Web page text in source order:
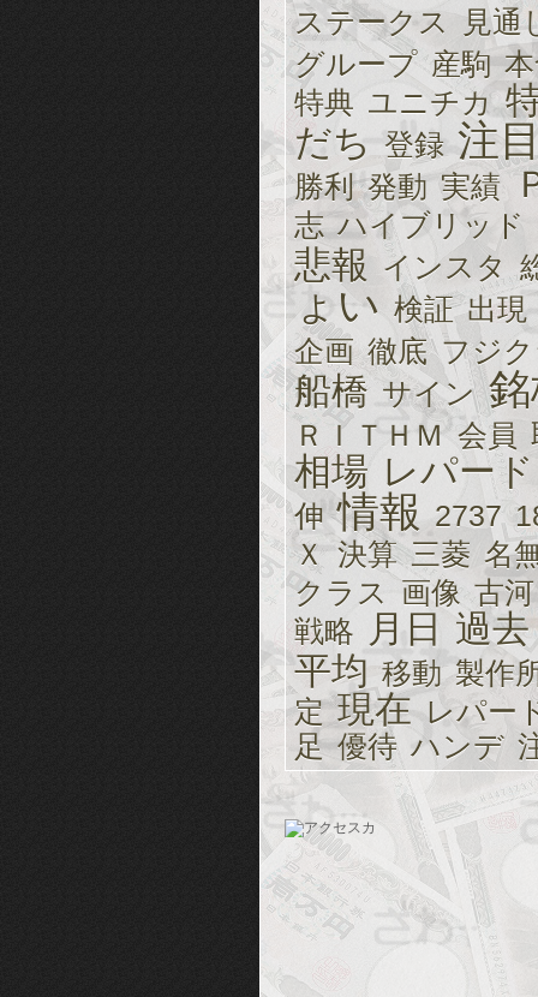
ステークス
見通
グループ 産駒
特典 ユニチカ
だち 登録 注
勝利 発動 実績
志 ハイブリッド
悲報 インスタ
ょい 検証 出現
企画 徹底 フジ
船橋 サイン
ＲＩＴＨＭ 会員
相場 レパー
伸 情報 2737
Ｘ 決算 三菱 名
クラス 画像 古河
戦略
月日 過去
平均 移動 製作
定 現在 レパー
足 優待 ハンデ